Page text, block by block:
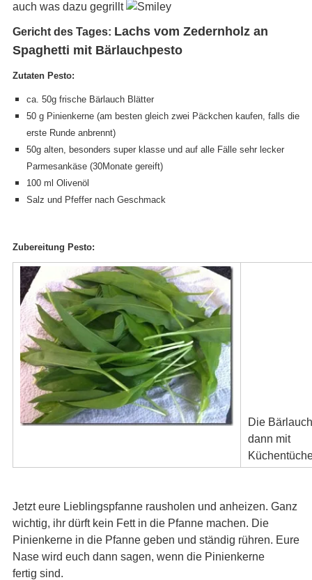
auch was dazu gegrillt
Gericht des Tages: Lachs vom Zedernholz an
Spaghetti mit Bärlauchpesto
Zutaten Pesto:
ca. 50g frische Bärlauch Blätter
50 g Pinienkerne (am besten gleich zwei Päckchen kaufen, falls die
erste Runde anbrennt)
50g alten, besonders super klasse und auf alle Fälle sehr lecker
Parmesankäse (30Monate gereift)
100 ml Olivenöl
Salz und Pfeffer nach Geschmack
Zubereitung Pesto:
Die
dann mit
Jetzt eure Lieblingspfanne rausholen und anheizen. Ganz
wichtig, ihr dürft kein Fett in die Pfanne machen. Die
Pinienkerne in die Pfanne geben und ständig rühren. Eure
Nase wird euch dann sagen, wenn die Pinienkerne
fertig sind.